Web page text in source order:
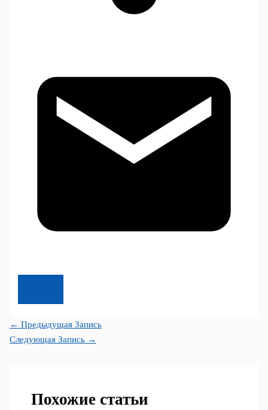
← Предыдущая Запись
Следующая Запись →
Похожие статьи